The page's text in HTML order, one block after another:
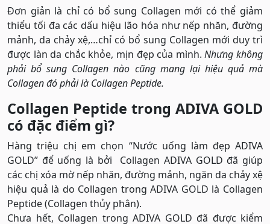
Đơn giản là chỉ có bổ sung Collagen mới có thể giảm
thiểu tối đa các dấu hiệu lão hóa như nếp nhăn, đường
mảnh, da chảy xệ,…chỉ có bổ sung Collagen mới duy trì
được làn da chắc khỏe, mịn đẹp của mình.Nhưng không
phải bổ sung Collagen nào cũng mang lại hiệu quả mà
Collagen đó phải là Collagen Peptide.
Collagen Peptide trong ADIVA GOLD
có đặc điểm gì?
Hàng triệu chị em chọn “Nước uống làm đẹp ADIVA
GOLD” để uống là bởi Collagen ADIVA GOLD đã giúp
các chị xóa mờ nếp nhăn, đường mảnh, ngăn da chảy xệ
hiệu quả là do Collagen trong ADIVA GOLD là Collagen
Peptide (Collagen thủy phân).
Chưa hết, Collagen trong ADIVA GOLD đã được kiểm